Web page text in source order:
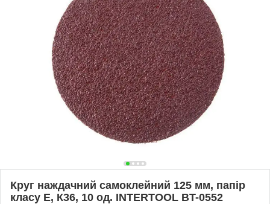
Круг наждачний самоклейний 125 мм, папір
класу E, К36, 10 од. INTERTOOL BT-0552